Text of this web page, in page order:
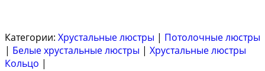
Категории: Хрустальные люстры | Потолочные люстры
| Белые хрустальные люстры | Хрустальные люстры
Кольцо |